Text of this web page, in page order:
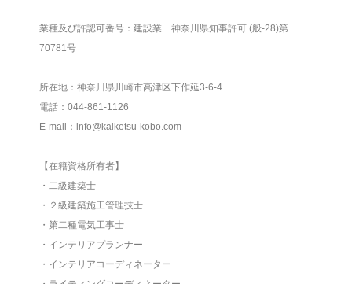
業種及び許認可番号：建設業 神奈川県知事許可 (般-28)第
70781号
所在地：神奈川県川崎市高津区下作延3-6-4
電話：044-861-1126
E-mail：info@kaiketsu-kobo.com
【在籍資格所有者】
・二級建築士
・２級建築施工管理技士
・第二種電気工事士
・インテリアプランナー
・インテリアコーディネーター